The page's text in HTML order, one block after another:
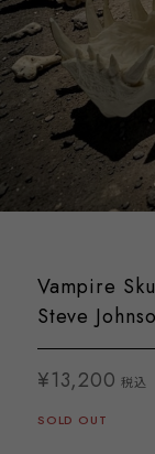
Vampire
Steve
¥13,200 税込
SOLD OUT